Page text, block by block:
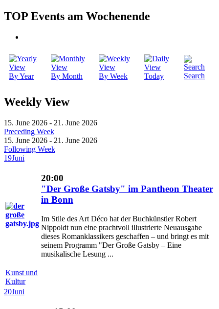
TOP Events am Wochenende
By Year By Month By Week Today Search
Weekly View
15. June 2026 - 21. June 2026
Preceding Week
15. June 2026 - 21. June 2026
Following Week
19Juni
20:00
"Der Große Gatsby" im Pantheon Theater
in Bonn
Im Stile des Art Déco hat der Buchkünstler Robert
Nippoldt nun eine prachtvoll illustrierte Neuausgabe
dieses Romanklassikers geschaffen – und bringt es mit
seinem Programm "Der Große Gatsby – Eine
musikalische Lesung ...
Kunst und
Kultur
20Juni